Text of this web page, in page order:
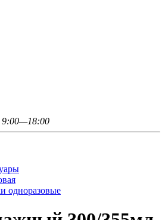
одноразовые